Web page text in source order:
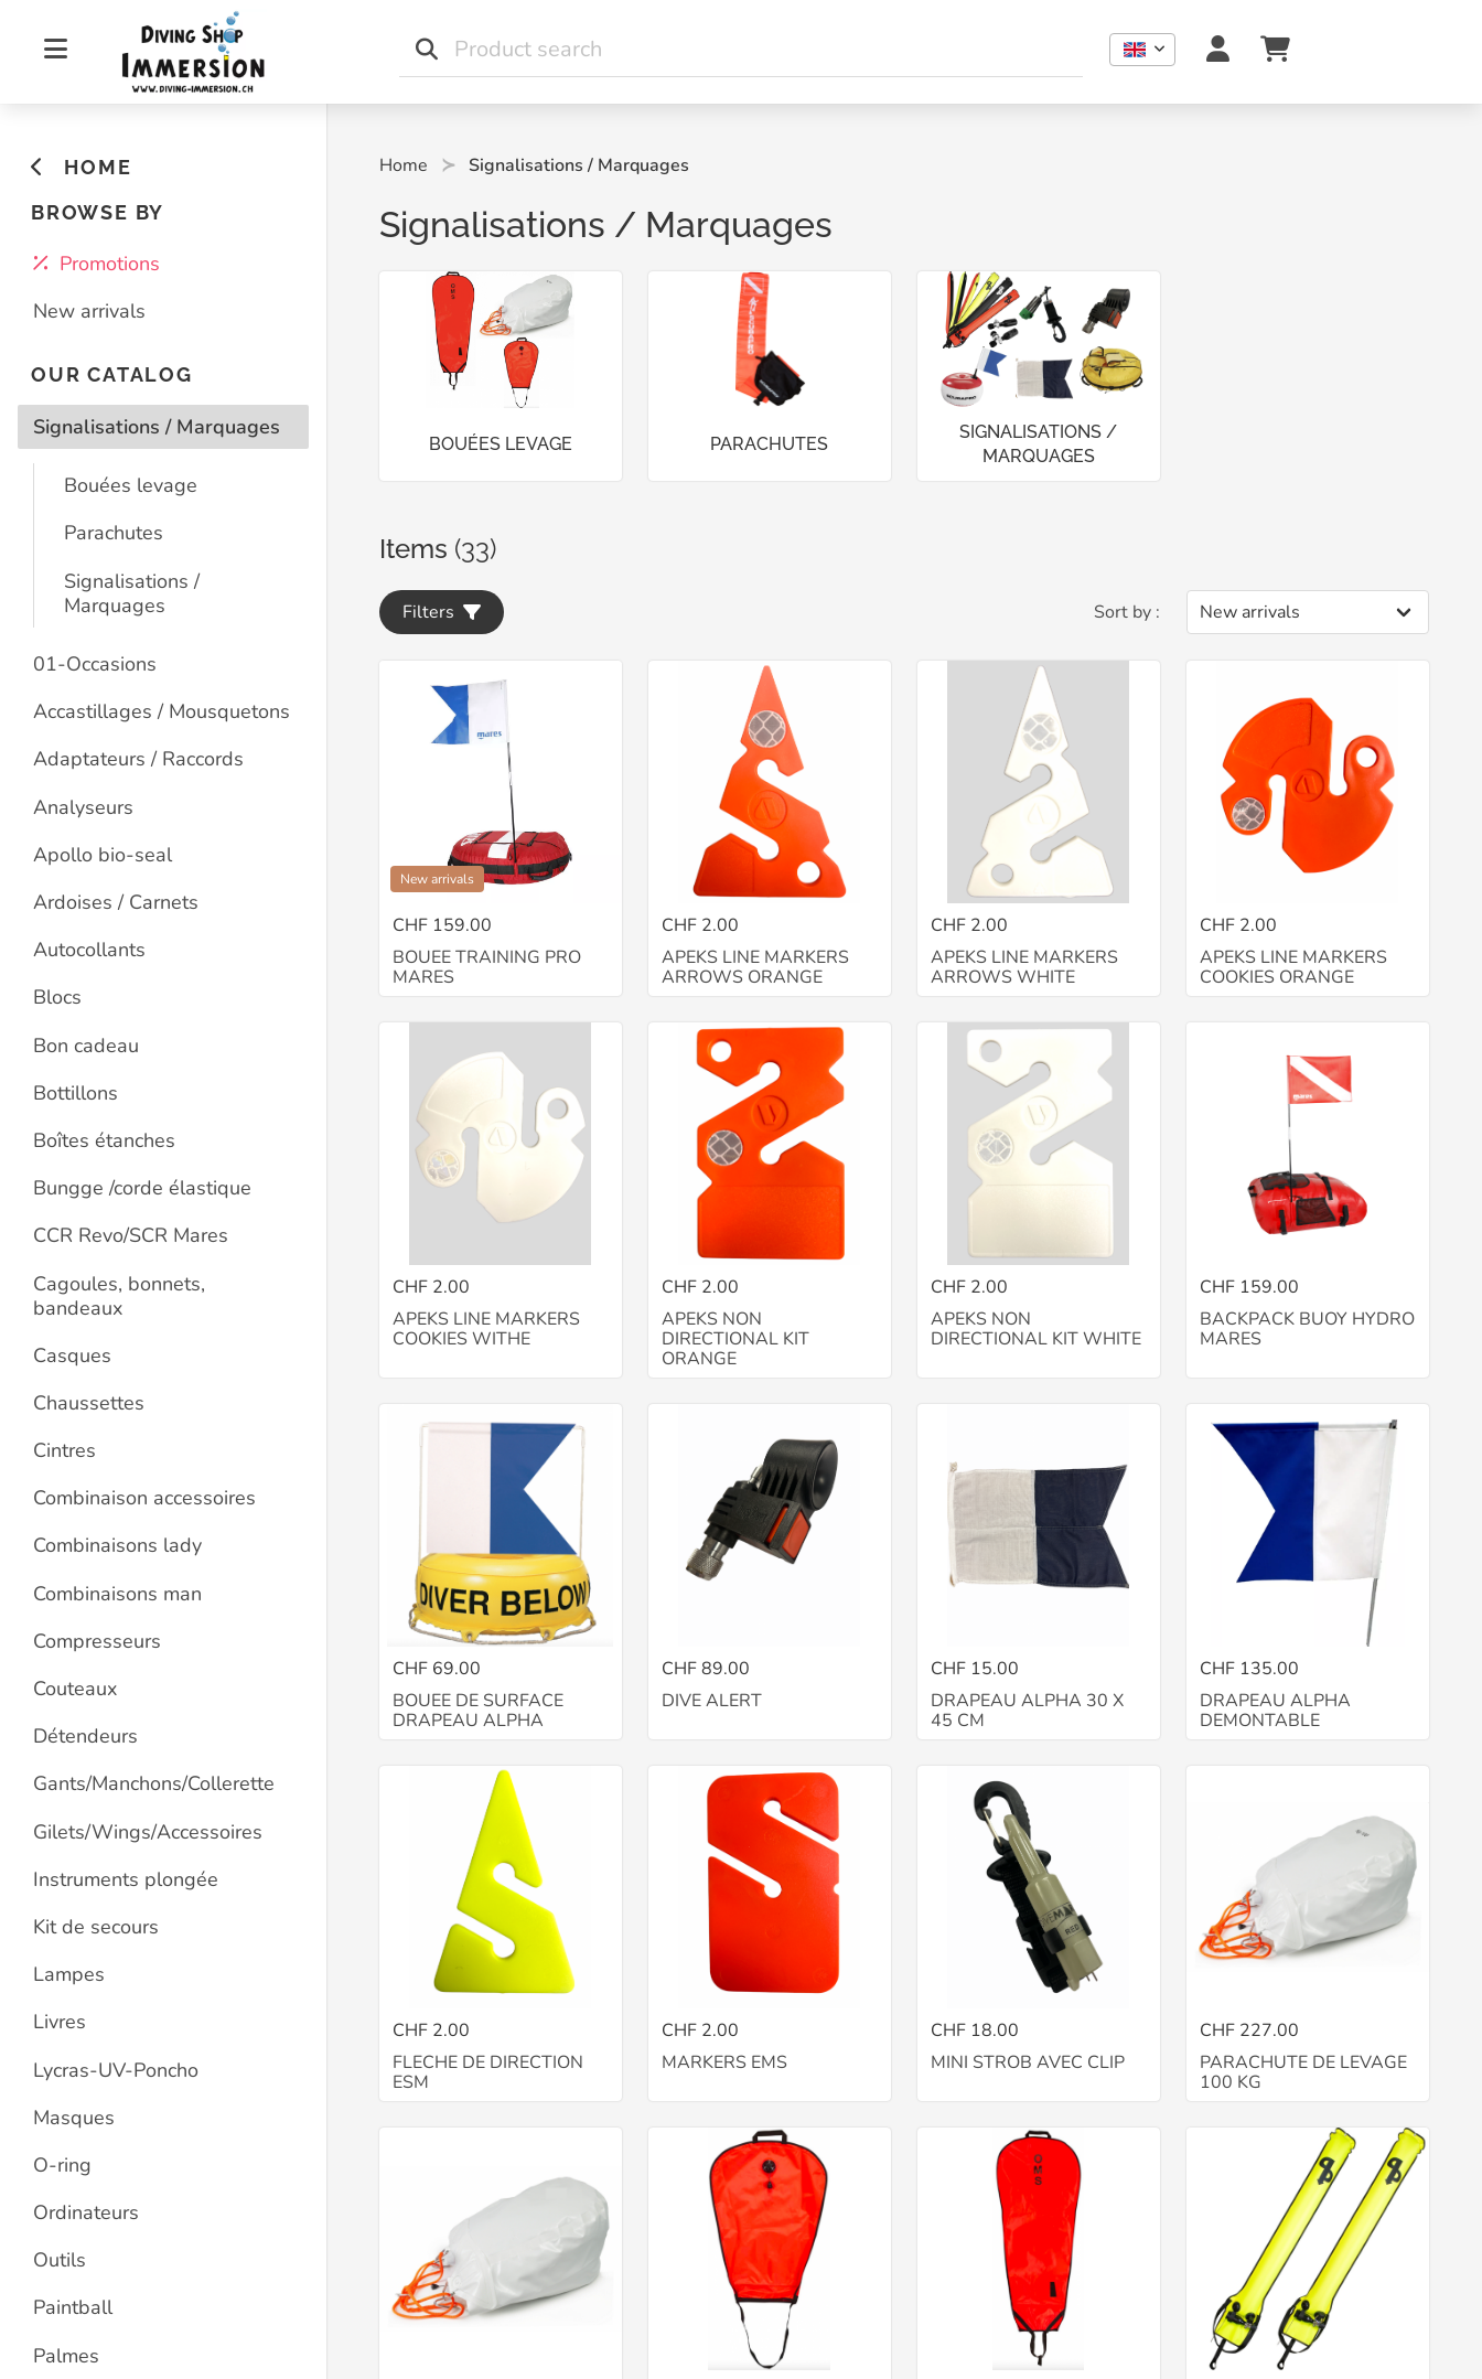
HOME
BROWSE BY
Promotions
New arrivals
OUR CATALOG
Signalisations / Marquages
Bouées levage
Parachutes
Signalisations /
Marquages
01-Occasions
Accastillages / Mousquetons
Adaptateurs / Raccords
Analyseurs
Apollo bio-seal
Ardoises / Carnets
Autocollants
Blocs
Bon cadeau
Bottillons
Boîtes étanches
Bungge /corde élastique
CCR Revo/SCR Mares
Cagoules, bonnets,
bandeaux
Casques
Chaussettes
Cintres
Combinaison accessoires
Combinaisons lady
Combinaisons man
Compresseurs
Couteaux
Détendeurs
Gants/Manchons/Collerette
Gilets/Wings/Accessoires
Instruments plongée
Kit de secours
Lampes
Livres
Lycras-UV-Poncho
Masques
O-ring
Ordinateurs
Outils
Paintball
Palmes
Home Signalisations / Marquages
Signalisations / Marquages
BOUÉES LEVAGE PARACHUTES
SIGNALISATIONS /
MARQUAGES
Items (33)
Filters Sort by :
New arrivals
CHF 159.00
BOUEE TRAINING PRO
MARES
CHF 2.00
APEKS LINE MARKERS
ARROWS ORANGE
CHF 2.00
APEKS LINE MARKERS
ARROWS WHITE
CHF 2.00
APEKS LINE MARKERS
COOKIES ORANGE
CHF 2.00
APEKS LINE MARKERS
COOKIES WITHE
CHF 2.00
APEKS NON
DIRECTIONAL KIT
ORANGE
CHF 2.00
APEKS NON
DIRECTIONAL KIT WHITE
CHF 159.00
BACKPACK BUOY HYDRO
MARES
CHF 69.00
BOUEE DE SURFACE
DRAPEAU ALPHA
CHF 89.00
DIVE ALERT
CHF 15.00
DRAPEAU ALPHA 30 X
45 CM
CHF 135.00
DRAPEAU ALPHA
DEMONTABLE
CHF 2.00
FLECHE DE DIRECTION
ESM
CHF 2.00
MARKERS EMS
CHF 18.00
MINI STROB AVEC CLIP
CHF 227.00
PARACHUTE DE LEVAGE
100 KG